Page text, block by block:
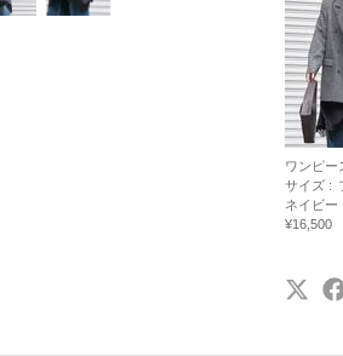
ワンピー
サイズ :
ネイビー
¥16,500